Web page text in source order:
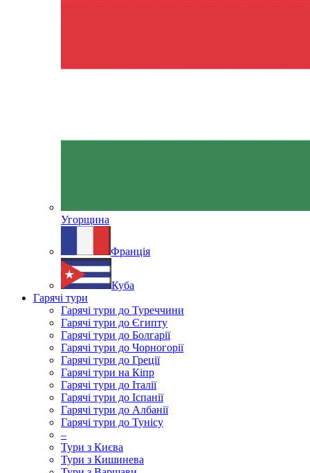
Угорщина
Франція
Куба
Гарячі тури
Гарячі тури до Туреччини
Гарячі тури до Єгипту
Гарячі тури до Болгарії
Гарячі тури до Чорногорії
Гарячі тури до Греції
Гарячі тури на Кіпр
Гарячі тури до Італії
Гарячі тури до Іспанії
Гарячі тури до Албанії
Гарячі тури до Тунісу
–
Тури з Києва
Тури з Кишинева